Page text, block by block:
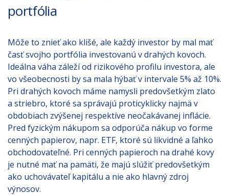
portfólia
Môže to znieť ako klišé, ale každý investor by mal mať
časť svojho portfólia investovanú v drahých kovoch.
Ideálna váha záleží od rizikového profilu investora, ale
vo všeobecnosti by sa mala hýbať v intervale 5% až 10%.
Pri drahých kovoch máme namysli predovšetkým zlato
a striebro, ktoré sa správajú proticyklicky najmä v
obdobiach zvýšenej respektíve neočakávanej inflácie.
Pred fyzickým nákupom sa odporúča nákup vo forme
cenných papierov, napr. ETF, ktoré sú likvidné a ľahko
obchodovateľné. Pri cenných papieroch na drahé kovy
je nutné mať na pamäti, že majú slúžiť predovšetkým
ako uchovávateľ kapitálu a nie ako hlavný zdroj
výnosov.